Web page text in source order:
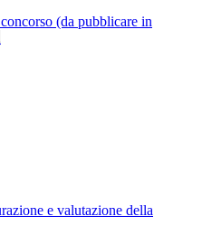
(da pubblicare in
e valutazione della